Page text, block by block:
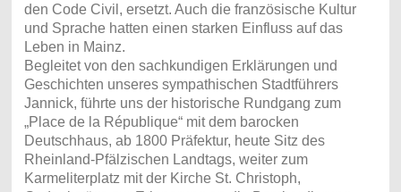
den Code Civil, ersetzt. Auch die französische Kultur
und Sprache hatten einen starken Einfluss auf das
Leben in Mainz.
Begleitet von den sachkundigen Erklärungen und
Geschichten unseres sympathischen Stadtführers
Jannick, führte uns der historische Rundgang zum
„Place de la République“ mit dem barocken
Deutschhaus, ab 1800 Präfektur, heute Sitz des
Rheinland-Pfälzischen Landtags, weiter zum
Karmeliterplatz mit der Kirche St. Christoph,